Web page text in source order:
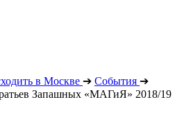
в Москве ➔ События ➔
Запашных «МАГиЯ» 2018/19